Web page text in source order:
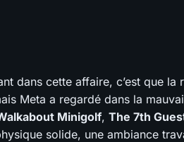
dans cette affaire, c’est que
Meta a regardé dans la
Minigolf, The 7th
solide, une ambiance